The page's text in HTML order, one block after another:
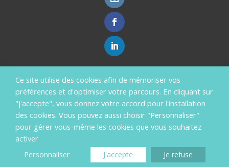
Aides Financières
En savoir plus ?
Copyright RénovéO 2019 -mentions légales
Ce site utilise des cookies afin de mémoriser vos
préférences et d'optimiser votre parcours. En cliquant sur
"j'accepte", vous donnez votre accord pour l'installation
des cookies. Vous pouvez aussi choisir "Personnaliser"
pour gérer vous-même les cookies que vous souhaitez
activer
Personnaliser
J'accepte Je refuse